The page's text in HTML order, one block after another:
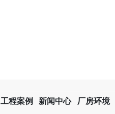
工程案例 新闻中心 厂房环境